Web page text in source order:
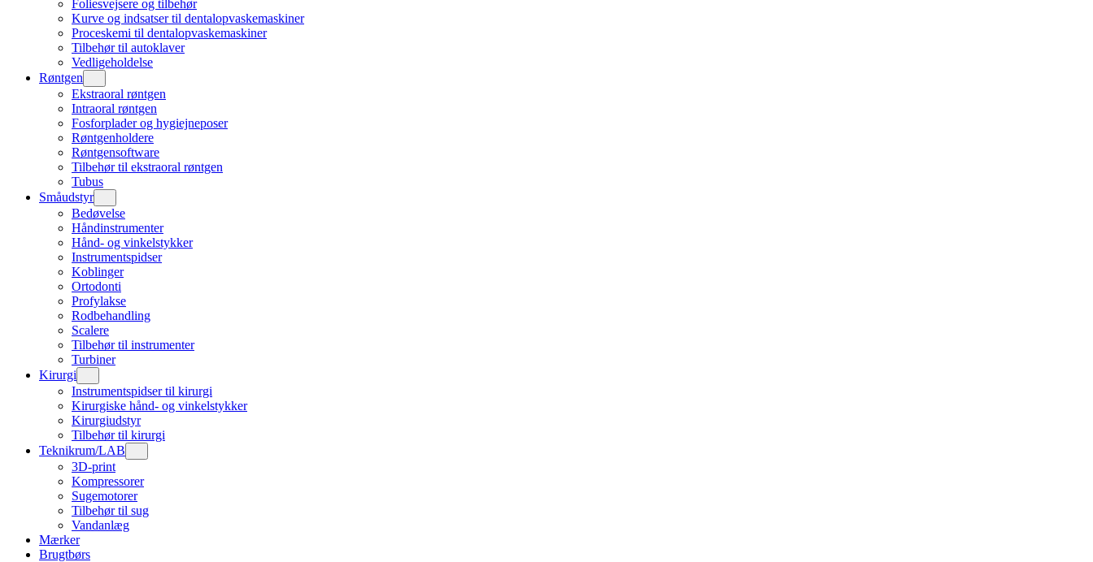
Foliesvejsere og tilbehør
Kurve og indsatser til dentalopvaskemaskiner
Proceskemi til dentalopvaskemaskiner
Tilbehør til autoklaver
Vedligeholdelse
Røntgen
Ekstraoral røntgen
Intraoral røntgen
Fosforplader og hygiejneposer
Røntgenholdere
Røntgensoftware
Tilbehør til ekstraoral røntgen
Tubus
Småudstyr
Bedøvelse
Håndinstrumenter
Hånd- og vinkelstykker
Instrumentspidser
Koblinger
Ortodonti
Profylakse
Rodbehandling
Scalere
Tilbehør til instrumenter
Turbiner
Kirurgi
Instrumentspidser til kirurgi
Kirurgiske hånd- og vinkelstykker
Kirurgiudstyr
Tilbehør til kirurgi
Teknikrum/LAB
3D-print
Kompressorer
Sugemotorer
Tilbehør til sug
Vandanlæg
Mærker
Brugtbørs